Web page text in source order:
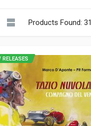
Products Found: 31
RELEASES